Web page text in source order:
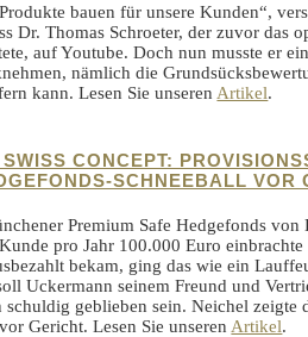
bauen für unsere Kunden“,
Dr. Thomas Schroeter, der zuvor das
auf Youtube. Doch nun musste er
nämlich die
kann. Lesen Sie unseren Artikel.
CONCEPT:
SCHNEEBALL VOR
Premium Safe Hedgefonds
pro Jahr 100.000 Euro
bekam, ging das wie ein
Uckermann seinem Freund und
geblieben sein. Neichel zeigte
Gericht. Lesen Sie unseren Artikel.